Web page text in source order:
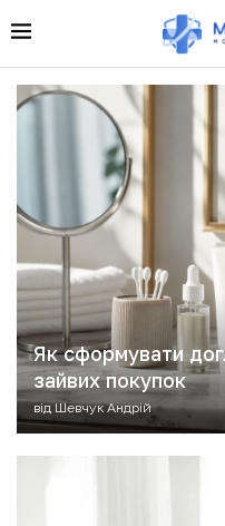
Як сформувати
зайвих покупок
відШевчук Андрій